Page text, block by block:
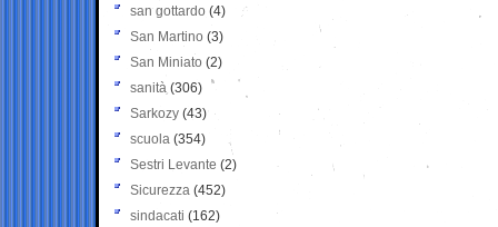
san gottardo (4)
San Martino (3)
San Miniato (2)
sanità (306)
Sarkozy (43)
scuola (354)
Sestri Levante (2)
Sicurezza (452)
sindacati (162)